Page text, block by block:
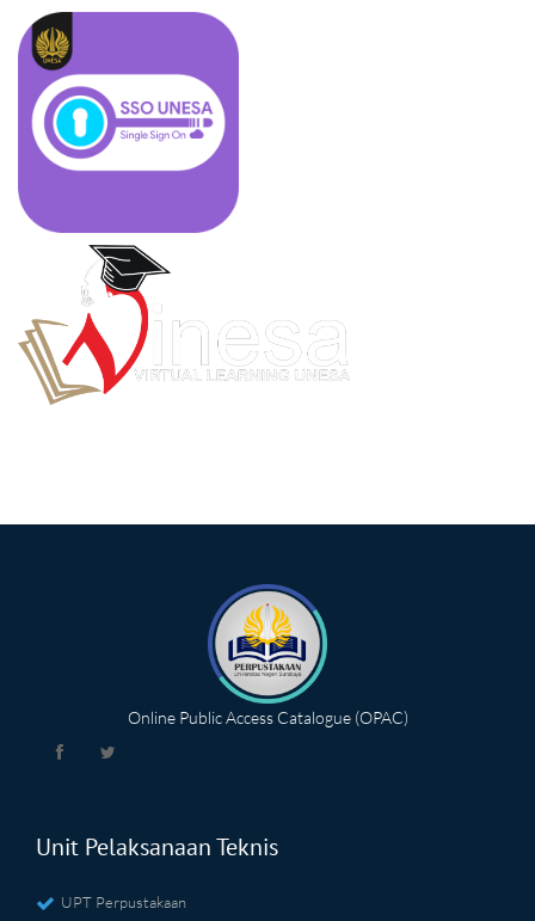
Online Public Access Catalogue (OPAC)
Unit Pelaksanaan Teknis
UPT Perpustakaan